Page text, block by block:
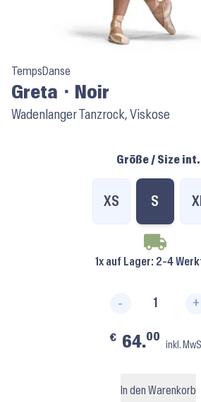
TempsDanse
Greta ⬝ Noir
Wadenlanger Tanzrock, Viskose
Größe / Size int.
XS S
1x auf Lager: 2-4
- +
€ 64.00
inkl.
In den Warenkorb